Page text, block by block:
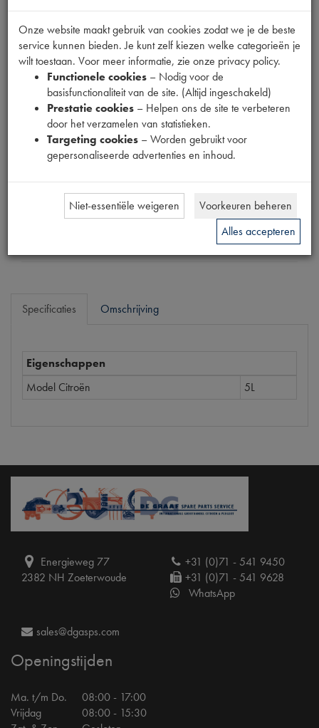
MOTOROLIE 0W-20
PREM. SYNTH.
Productnummer
1910173
Dit product kan op dit moment niet besteld worden
Specificaties Omschrijving
Eigenschappen
Model Citroën
5L
Energieweg 77
2382 NH Zoeterwoude
+31 (0)71 - 541 9450
+31 (0)71 - 541 9628
WhatsApp
sales@dgasps.com
Openingstijden
Ma. t/m Do.
08:00 - 17:00
Vrijdag
08:00 - 15:30
Onze website maakt gebruik van cookies zodat we je de beste
service kunnen bieden. Je kunt zelf kiezen welke categorieën je
wilt toestaan. Voor meer informatie, zie onze privacy policy.
Functionele cookies – Nodig voor de
basisfunctionaliteit van de site. (Altijd ingeschakeld)
Prestatie cookies – Helpen ons de site te verbeteren
door het verzamelen van statistieken.
Targeting cookies – Worden gebruikt voor
gepersonaliseerde advertenties en inhoud.
Niet-essentiële weigeren
Voorkeuren beheren
Alles accepteren